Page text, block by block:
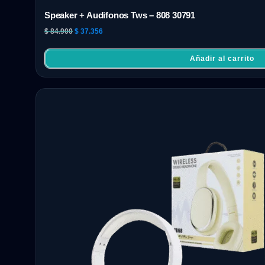
Speaker + Audifonos Tws – 808 30791
$84.900 $ 37.356
Añadir al carrito